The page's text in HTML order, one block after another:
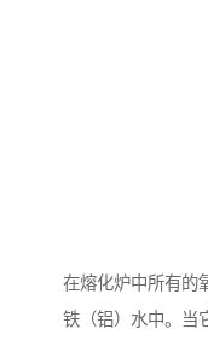
在熔化炉中所有的
铁（铝）水中。当